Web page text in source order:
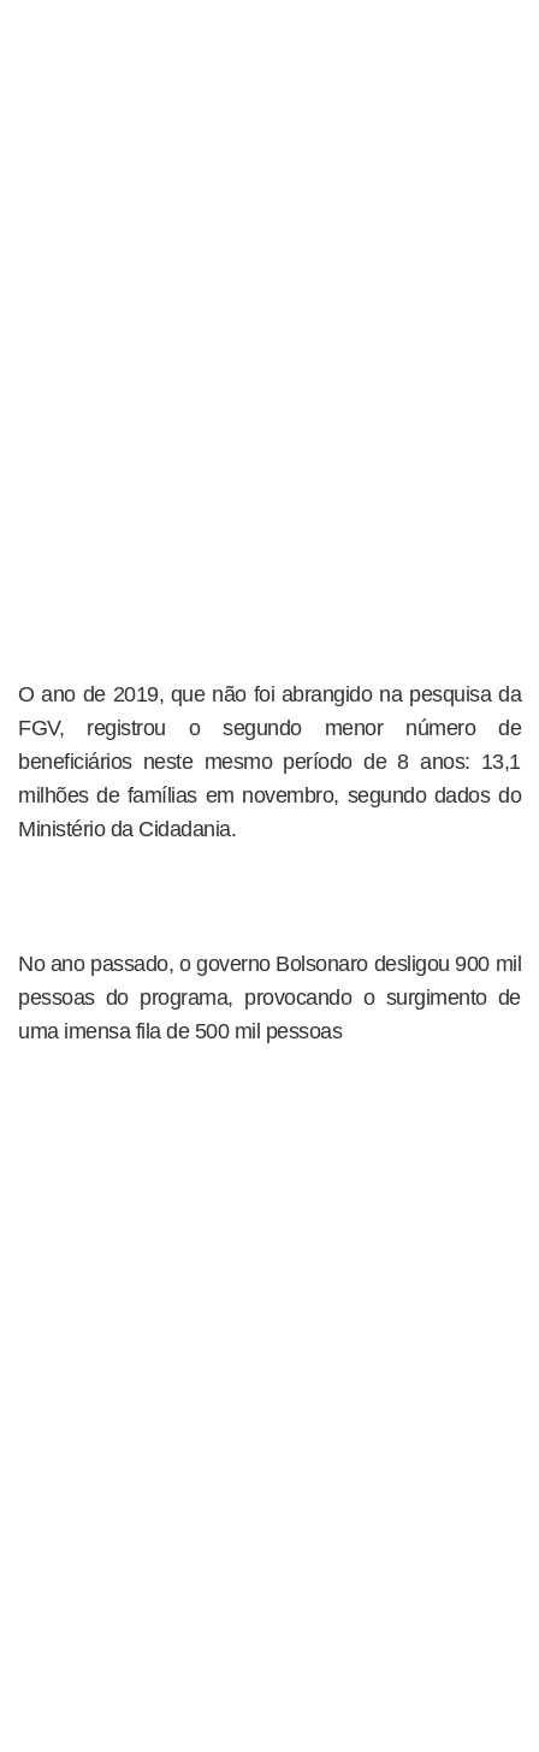
O ano de 2019, que não foi abrangido na pesquisa da
FGV, registrou o segundo menor número de
beneficiários neste mesmo período de 8 anos: 13,1
milhões de famílias em novembro, segundo dados do
Ministério da Cidadania.
No ano passado, o governo Bolsonaro desligou 900 mil
pessoas do programa, provocando o surgimento de
uma imensa fila de 500 mil pessoas